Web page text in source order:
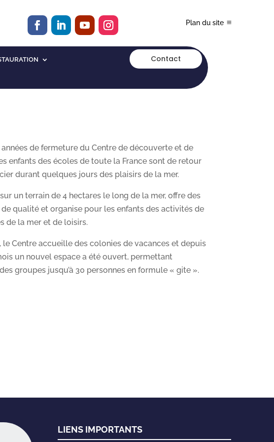
Plan du site
Contact
de fermeture du Centre de découverte et de
enfants des écoles de toute la France sont de retour
durant quelques jours des plaisirs de la mer.
un terrain de 4 hectares le long de la mer, offre des
qualité et organise pour les enfants des activités de
de la mer et de loisirs.
le Centre accueille des colonies de vacances et depuis
un nouvel espace a été ouvert, permettant
groupes jusqu’à 30 personnes en formule « gite ».
LIENS IMPORTANTS